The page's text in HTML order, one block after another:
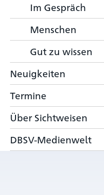
Im Gespräch
Menschen
Gut zu wissen
Neuigkeiten
Termine
Über Sichtweisen
DBSV-Medienwelt